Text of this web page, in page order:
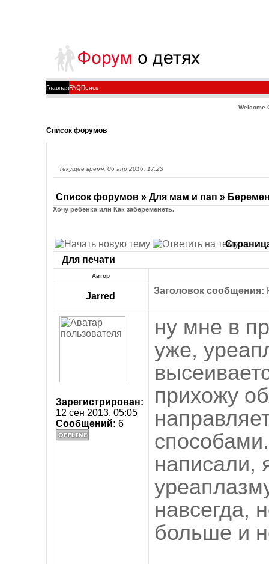
ГлавнаяFAQПоиск
Welcome
Список форумов
Текущее время: 06 апр 2016, 17:23
Список форумов » Для мам и пап »
Хочу ребенка или Как забеременеть.
Для печати
Автор
Jarred
Заголовок сообщения:
Зарегистрирован:
12 сен 2013, 05:05
Сообщений: 6
ну мне в
уже,
прихожу
написали,
навсегда,
больше и